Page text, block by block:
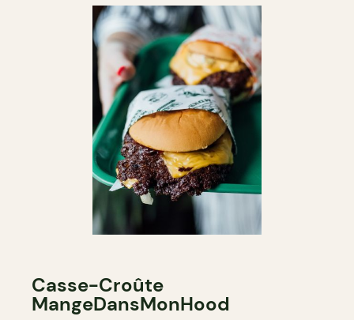
Casse-Croûte
MangeDansMonHood